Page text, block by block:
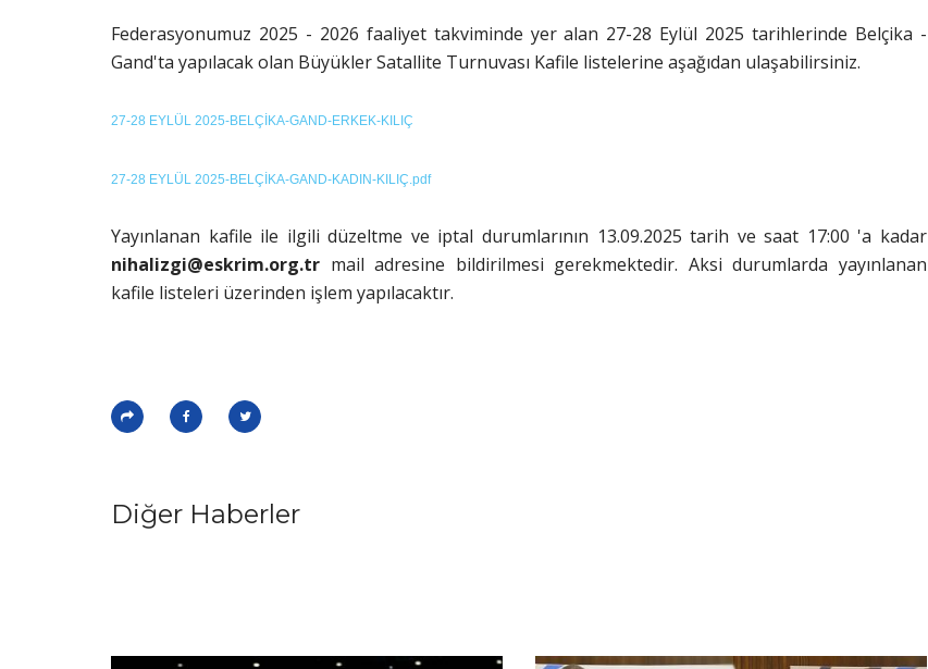
Federasyonumuz 2025 - 2026 faaliyet takviminde yer alan 27-28 Eylül 2025 tarihlerinde Belçika -
Gand'ta yapılacak olan Büyükler Satallite Turnuvası Kafile listelerine aşağıdan ulaşabilirsiniz.
27-28 EYLÜL 2025-BELÇİKA-GAND-ERKEK-KILIÇ
27-28 EYLÜL 2025-BELÇİKA-GAND-KADIN-KILIÇ.pdf
Yayınlanan kafile ile ilgili düzeltme ve iptal durumlarının 13.09.2025 tarih ve saat 17:00 'a kadar
nihalizgi@eskrim.org.tr mail adresine bildirilmesi gerekmektedir. Aksi durumlarda yayınlanan
kafile listeleri üzerinden işlem yapılacaktır.
Diğer Haberler